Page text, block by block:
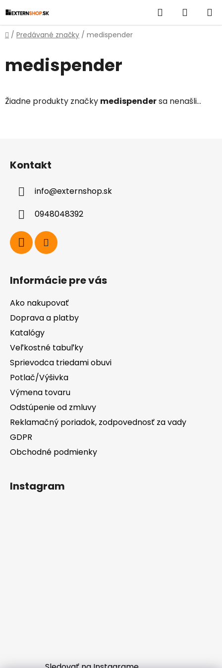
na
obsah
Hľadať
KOŠÍK
Domov
/ Predávané značky / medispender
medispender
Žiadne produkty značky medispendersa nenašli...
Kontakt
info@externshop.sk
0948048392
Informácie pre vás
Ako nakupovať
Doprava a platby
Katalógy
Veľkostné tabuľky
Sprievodca triedami obuvi
Potlač/Výšivka
Výmena tovaru
Odstúpenie od zmluvy
Reklamačný poriadok, zodpovednosť za vady
GDPR
Obchodné podmienky
Instagram